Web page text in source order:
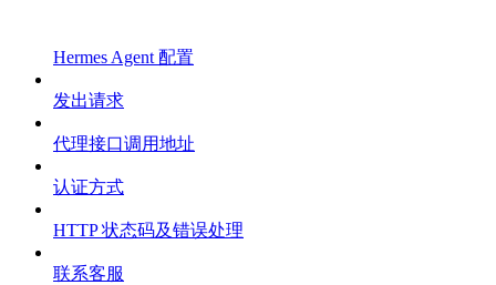
Hermes Agent 配置
发出请求
代理接口调用地址
认证方式
HTTP 状态码及错误处理
联系客服